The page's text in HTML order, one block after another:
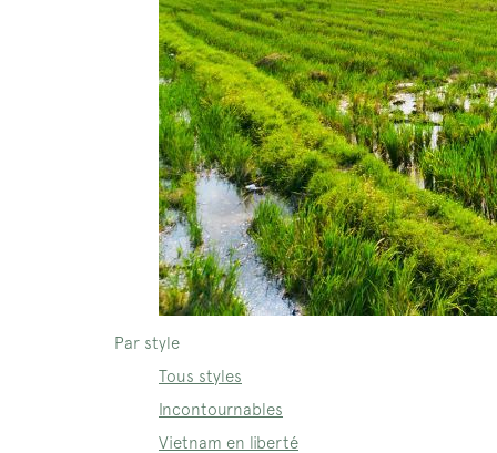
Par style
Tous styles
Incontournables
Vietnam en liberté